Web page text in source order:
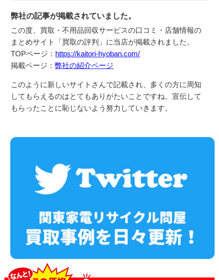
弊社の記事が掲載されていました。
この度、買取・不用品回収サービスの口コミ・ 店舗情報の
まとめサイト「買取の評判」に当店が掲載されました。
TOPページ： https://kaitori-hyoban.com/
掲載ページ：弊社の紹介ページ
このように新しいサイトさんで記載され、多くの方に周知
してもらえるのはとてもありがたいことですね。宣伝して
もらったことに恥じないよう努力していきます。